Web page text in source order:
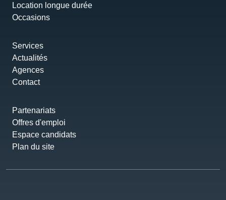
Location longue durée
Occasions
Services
Actualités
Agences
Contact
Partenariats
Offres d'emploi
Espace candidats
Plan du site